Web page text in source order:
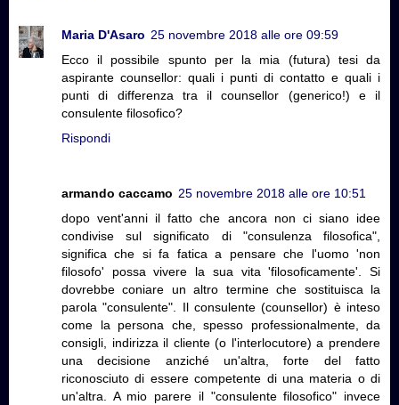
Maria D'Asaro 25 novembre 2018 alle ore 09:59
Ecco il possibile spunto per la mia (futura) tesi da
aspirante counsellor: quali i punti di contatto e quali i
punti di differenza tra il counsellor (generico!) e il
consulente filosofico?
Rispondi
armando caccamo 25 novembre 2018 alle ore 10:51
dopo vent'anni il fatto che ancora non ci siano idee
condivise sul significato di "consulenza filosofica",
significa che si fa fatica a pensare che l'uomo 'non
filosofo' possa vivere la sua vita 'filosoficamente'. Si
dovrebbe coniare un altro termine che sostituisca la
parola "consulente". Il consulente (counsellor) è inteso
come la persona che, spesso professionalmente, da
consigli, indirizza il cliente (o l'interlocutore) a prendere
una decisione anziché un'altra, forte del fatto
riconosciuto di essere competente di una materia o di
un'altra. A mio parere il "consulente filosofico" invece